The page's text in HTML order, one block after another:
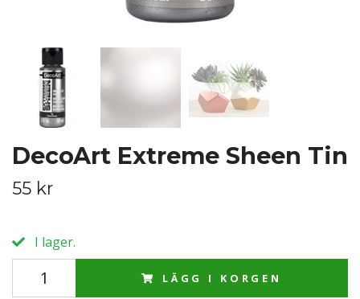
DecoArt Extreme Sheen Tin
55 kr
I lager.
LÄGG I KORGEN